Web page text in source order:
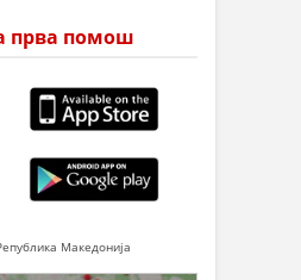
прва помош
Македонија